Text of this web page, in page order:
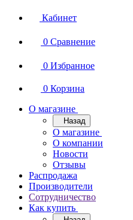
Кабинет
0 Сравнение
0 Избранное
0 Корзина
О магазине
Назад
О магазине
О компании
Новости
Отзывы
Распродажа
Производители
Сотрудничество
Как купить